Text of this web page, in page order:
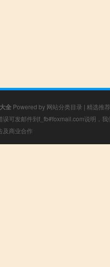
全 Powered by 网站分类目录 | 精选推
可发邮件到f_fb#foxmail.com说明，
及商业合作